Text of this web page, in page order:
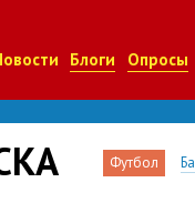
Блоги Опросы
Футбол